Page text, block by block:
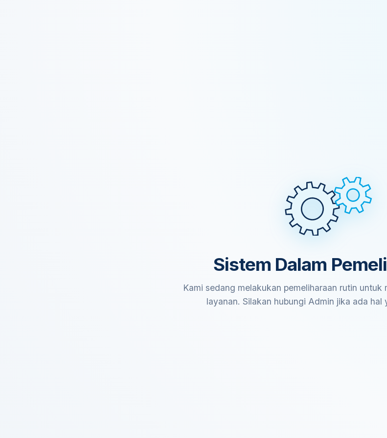
Sistem Dalam
Kami sedang melakukan pemeliharaan rutin untuk
layanan. Silakan hubungi Admin jika ada hal